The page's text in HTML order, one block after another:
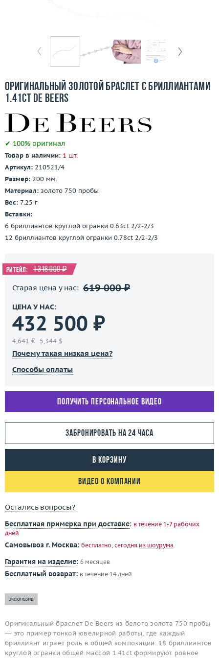
Покупка и оплата
Ломбард
Контакты
3D-тур по шоуруму
Оригинальный золотой браслет с бриллиантами
1.41ct De Beers
✔ 100% оригинал
Товар в наличии: 1 шт.
Артикул: 210521/4
Размер: 200 мм.
Материал: золото 750 пробы
Вес: 7.25 г
Вставки:
6 бриллиантов круглой огранки 0.63ct 2/2-2/3
12 бриллиантов круглой огранки 0.78ct 2/2-2/3
Ритейл: 1 318 000 ₽
Старая цена у нас: 619 000 ₽
ЦЕНА У НАС:
432 500 ₽
4,641 € 5,344 $
Почему такая низкая цена?
Способы оплаты
Получить персональное видео
Забронировать на 24 часа
В корзину
Видео о компании
Остались вопросы?
Бесплатная примерка при доставке: в течение 1-7 рабочих
дней
Самовывоз г. Москва: бесплатно, сегодня из шоурума
Гарантия на изделие: 6 месяцев
Бесплатный возврат: в течение 14 дней
эксклюзив
Оригинальный браслет De Beers из белого золота 750 пробы
— это пример тонкой ювелирной работы, где каждый
бриллиант играет роль в общей композиции. 18 бриллиантов
круглой огранки общей массой 1.41ct формируют ровное